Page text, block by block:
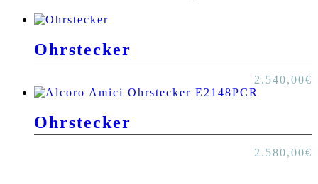
Ohrstecker
2.540,00€
Ohrstecker
2.580,00€